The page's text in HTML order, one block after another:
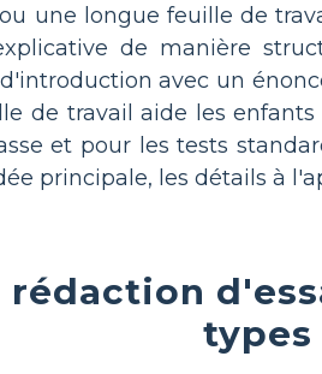
une longue feuille de
de manière
avec un
de travail aide les
et pour les tests
principale, les détails à
rédaction
types